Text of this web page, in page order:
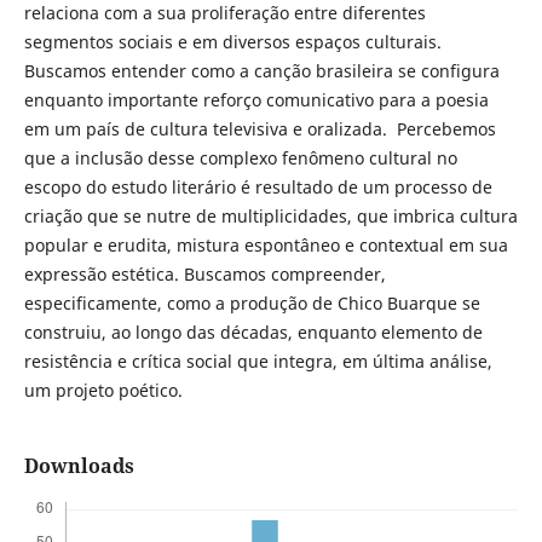
relaciona com a sua proliferação entre diferentes
segmentos sociais e em diversos espaços culturais.
Buscamos entender como a canção brasileira se configura
enquanto importante reforço comunicativo para a poesia
em um país de cultura televisiva e oralizada. Percebemos
que a inclusão desse complexo fenômeno cultural no
escopo do estudo literário é resultado de um processo de
criação que se nutre de multiplicidades, que imbrica cultura
popular e erudita, mistura espontâneo e contextual em sua
expressão estética. Buscamos compreender,
especificamente, como a produção de Chico Buarque se
construiu, ao longo das décadas, enquanto elemento de
resistência e crítica social que integra, em última análise,
um projeto poético.
Downloads